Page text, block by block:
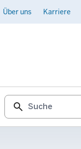
Kontakt
Über uns Karriere
search